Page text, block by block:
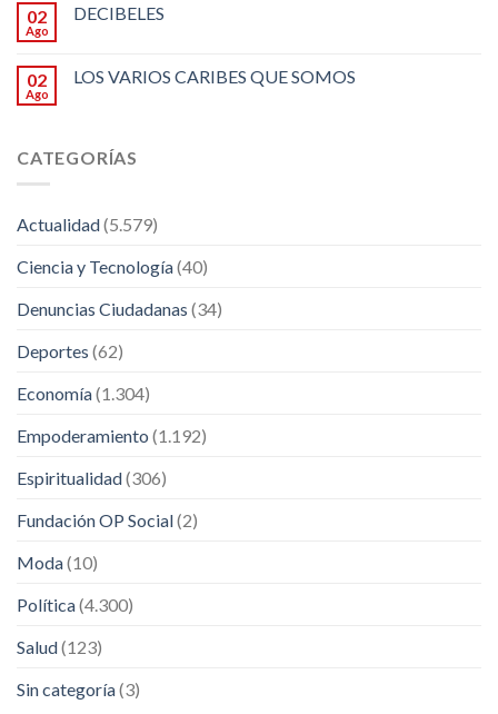
02
Ago
DECIBELES
02
Ago
LOS VARIOS CARIBES QUE SOMOS
CATEGORÍAS
Actualidad(5.579)
Ciencia y Tecnología(40)
Denuncias Ciudadanas (34)
Deportes (62)
Economía(1.304)
Empoderamiento (1.192)
Espiritualidad(306)
Fundación OP Social(2)
Moda(10)
Política(4.300)
Salud(123)
Sin categoría(3)